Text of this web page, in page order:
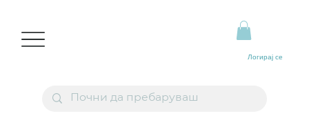
Логирај се